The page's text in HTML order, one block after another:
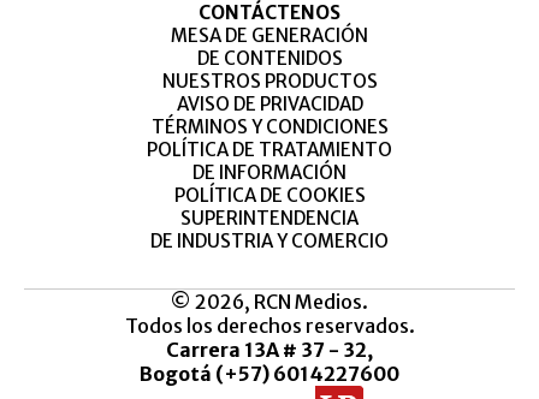
CONTÁCTENOS
MESA DE GENERACIÓN
DE CONTENIDOS
NUESTROS PRODUCTOS
AVISO DE PRIVACIDAD
TÉRMINOS Y CONDICIONES
POLÍTICA DE TRATAMIENTO
DE INFORMACIÓN
POLÍTICA DE COOKIES
SUPERINTENDENCIA
DE INDUSTRIA Y COMERCIO
© 2026, RCN Medios.
Todos los derechos reservados.
Carrera 13A # 37 - 32,
Bogotá (+57) 6014227600